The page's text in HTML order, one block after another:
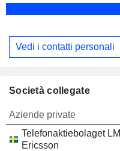
Vedi i contatti personali
Società collegate
Aziende private
Telefonaktiebolaget LM
Ericsson